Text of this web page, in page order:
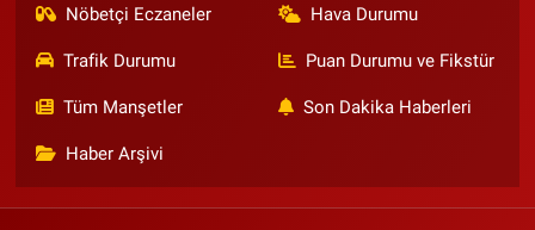
Nöbetçi Eczaneler Hava Durumu
Trafik Durumu Puan Durumu ve Fikstür
Tüm Manşetler Son Dakika Haberleri
Haber Arşivi